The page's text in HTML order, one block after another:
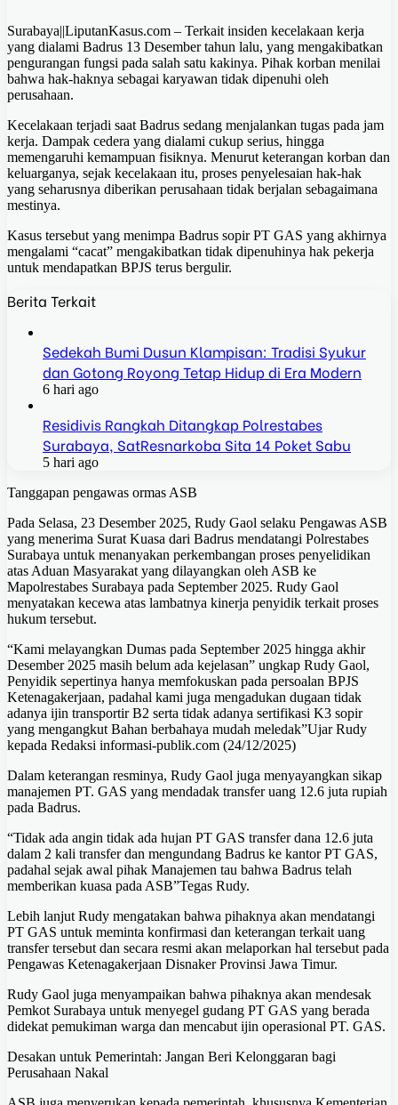
Surabaya||LiputanKasus.com – Terkait insiden kecelakaan kerja
yang dialami Badrus 13 Desember tahun lalu, yang mengakibatkan
pengurangan fungsi pada salah satu kakinya. Pihak korban menilai
bahwa hak-haknya sebagai karyawan tidak dipenuhi oleh
perusahaan.
Kecelakaan terjadi saat Badrus sedang menjalankan tugas pada jam
kerja. Dampak cedera yang dialami cukup serius, hingga
memengaruhi kemampuan fisiknya. Menurut keterangan korban dan
keluarganya, sejak kecelakaan itu, proses penyelesaian hak-hak
yang seharusnya diberikan perusahaan tidak berjalan sebagaimana
mestinya.
Kasus tersebut yang menimpa Badrus sopir PT GAS yang akhirnya
mengalami “cacat” mengakibatkan tidak dipenuhinya hak pekerja
untuk mendapatkan BPJS terus bergulir.
Berita Terkait
Sedekah Bumi Dusun Klampisan: Tradisi Syukur
dan Gotong Royong Tetap Hidup di Era Modern
6 hari ago
Residivis Rangkah Ditangkap Polrestabes
Surabaya, SatResnarkoba Sita 14 Poket Sabu
5 hari ago
Tanggapan pengawas ormas ASB
Pada Selasa, 23 Desember 2025, Rudy Gaol selaku Pengawas ASB
yang menerima Surat Kuasa dari Badrus mendatangi Polrestabes
Surabaya untuk menanyakan perkembangan proses penyelidikan
atas Aduan Masyarakat yang dilayangkan oleh ASB ke
Mapolrestabes Surabaya pada September 2025. Rudy Gaol
menyatakan kecewa atas lambatnya kinerja penyidik terkait proses
hukum tersebut.
“Kami melayangkan Dumas pada September 2025 hingga akhir
Desember 2025 masih belum ada kejelasan” ungkap Rudy Gaol,
Penyidik sepertinya hanya memfokuskan pada persoalan BPJS
Ketenagakerjaan, padahal kami juga mengadukan dugaan tidak
adanya ijin transportir B2 serta tidak adanya sertifikasi K3 sopir
yang mengangkut Bahan berbahaya mudah meledak”Ujar Rudy
kepada Redaksi informasi-publik.com (24/12/2025)
Dalam keterangan resminya, Rudy Gaol juga menyayangkan sikap
manajemen PT. GAS yang mendadak transfer uang 12.6 juta rupiah
pada Badrus.
“Tidak ada angin tidak ada hujan PT GAS transfer dana 12.6 juta
dalam 2 kali transfer dan mengundang Badrus ke kantor PT GAS,
padahal sejak awal pihak Manajemen tau bahwa Badrus telah
memberikan kuasa pada ASB”Tegas Rudy.
Lebih lanjut Rudy mengatakan bahwa pihaknya akan mendatangi
PT GAS untuk meminta konfirmasi dan keterangan terkait uang
transfer tersebut dan secara resmi akan melaporkan hal tersebut pada
Pengawas Ketenagakerjaan Disnaker Provinsi Jawa Timur.
Rudy Gaol juga menyampaikan bahwa pihaknya akan mendesak
Pemkot Surabaya untuk menyegel gudang PT GAS yang berada
didekat pemukiman warga dan mencabut ijin operasional PT. GAS.
Desakan untuk Pemerintah: Jangan Beri Kelonggaran bagi
Perusahaan Nakal